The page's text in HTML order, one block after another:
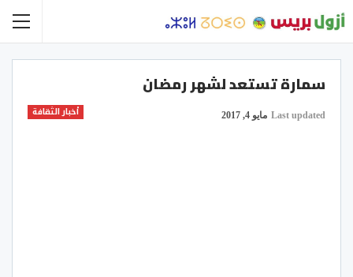
سمارة تستعد لشهر رمضان
أخبار الثقافة Last updated مايو 4, 2017